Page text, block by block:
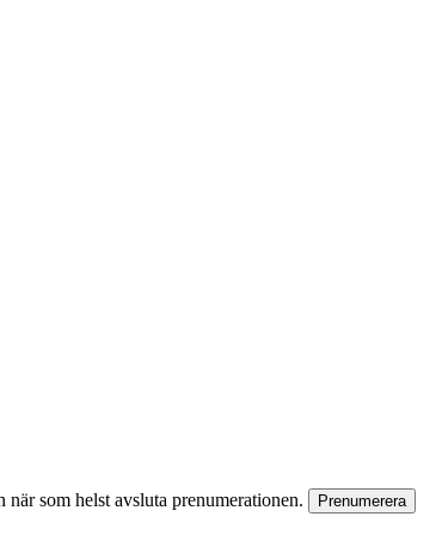
som helst avsluta prenumerationen.